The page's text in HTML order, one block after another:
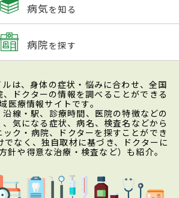
病気を知る
病院を探す
ルは、身体の症状・悩みに合わせ、全国
ドクターの情報を調べることができる
医療情報サイトです。
線・駅、診療時間、医院の特徴などの
気になる症状、病名、検査名などから
ク・病院、ドクターを探すことができ
でなく、独自取材に基づき、ドクターに
針や得意な治療・検査など）も紹介。